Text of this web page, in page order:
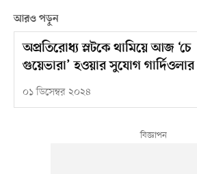
আরও পড়ুন
অপ্রতিরোধ্য স্লটকে থামিয়ে আজ ‘চে
গুয়েভারা’ হওয়ার সুযোগ গার্দিওলার
০১ ডিসেম্বর ২০২৪